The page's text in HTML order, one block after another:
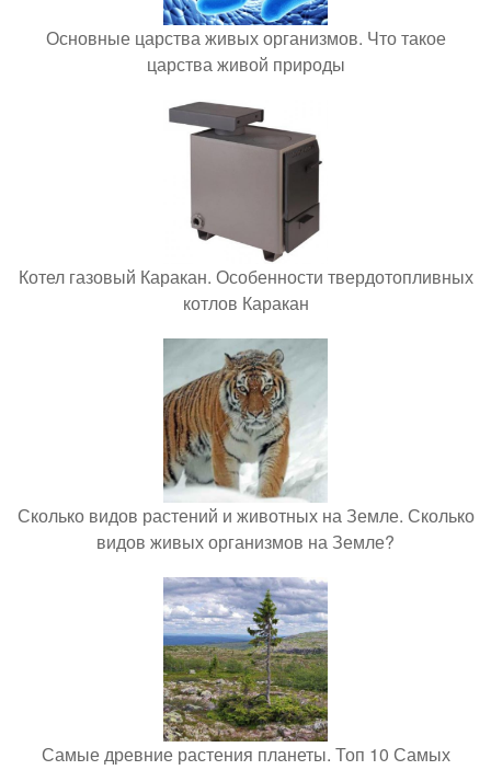
Основные царства живых организмов. Что такое
царства живой природы
Котел газовый Каракан. Особенности твердотопливных
котлов Каракан
Сколько видов растений и животных на Земле. Сколько
видов живых организмов на Земле?
Самые древние растения планеты. Топ 10 Самых